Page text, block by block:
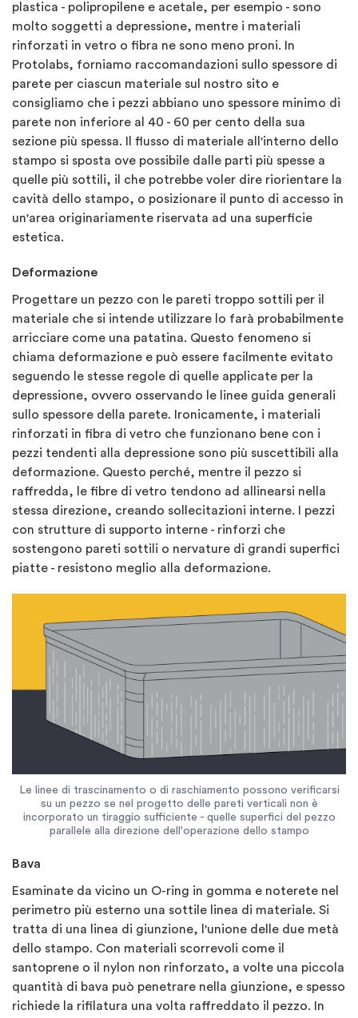
plastica - polipropilene e acetale, per esempio - sono
molto soggetti a depressione, mentre i materiali
rinforzati in vetro o fibra ne sono meno proni. In
Protolabs, forniamo raccomandazioni sullo spessore di
parete per ciascun materiale sul nostro sito e
consigliamo che i pezzi abbiano uno spessore minimo di
parete non inferiore al 40 - 60 per cento della sua
sezione più spessa. Il flusso di materiale all'interno dello
stampo si sposta ove possibile dalle parti più spesse a
quelle più sottili, il che potrebbe voler dire riorientare la
cavità dello stampo, o posizionare il punto di accesso in
un'area originariamente riservata ad una superficie
estetica.
Deformazione
Progettare un pezzo con le pareti troppo sottili per il
materiale che si intende utilizzare lo farà probabilmente
arricciare come una patatina. Questo fenomeno si
chiama deformazione e può essere facilmente evitato
seguendo le stesse regole di quelle applicate per la
depressione, ovvero osservando le linee guida generali
sullo spessore della parete. Ironicamente, i materiali
rinforzati in fibra di vetro che funzionano bene con i
pezzi tendenti alla depressione sono più suscettibili alla
deformazione. Questo perché, mentre il pezzo si
raffredda, le fibre di vetro tendono ad allinearsi nella
stessa direzione, creando sollecitazioni interne. I pezzi
con strutture di supporto interne - rinforzi che
sostengono pareti sottili o nervature di grandi superfici
piatte - resistono meglio alla deformazione.
Le linee di trascinamento o di raschiamento possono verificarsi
su un pezzo se nel progetto delle pareti verticali non è
incorporato un tiraggio sufficiente - quelle superfici del pezzo
parallele alla direzione dell'operazione dello stampo
Bava
Esaminate da vicino un O-ring in gomma e noterete nel
perimetro più esterno una sottile linea di materiale. Si
tratta di una linea di giunzione, l'unione delle due metà
dello stampo. Con materiali scorrevoli come il
santoprene o il nylon non rinforzato, a volte una piccola
quantità di bava può penetrare nella giunzione, e spesso
richiede la rifilatura una volta raffreddato il pezzo. In